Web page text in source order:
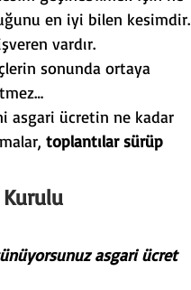
en iyi bilen kesimdir.
vardır.
sonunda ortaya
asgari ücretin ne kadar
toplantılar sürüp
asgari ücret